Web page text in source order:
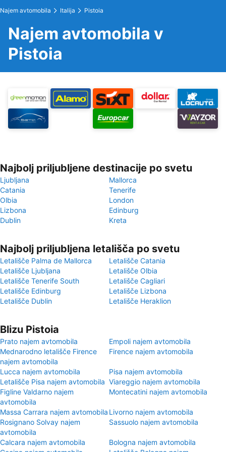
Najem avtomobila Italija Pistoia
Najem avtomobila v
Pistoia
Najbolj priljubljene destinacije po svetu
Ljubljana
Mallorca
Catania
Tenerife
Olbia
London
Lizbona
Edinburg
Dublin
Kreta
Najbolj priljubljena letališča po svetu
Letališče Palma de Mallorca
Letališče Catania
Letališče Ljubljana
Letališče Olbia
Letališče Tenerife South
Letališče Cagliari
Letališče Edinburg
Letališče Lizbona
Letališče Dublin
Letališče Heraklion
Blizu Pistoia
Prato najem avtomobila
Empoli najem avtomobila
Mednarodno letališče Firence
najem avtomobila
Firence najem avtomobila
Lucca najem avtomobila
Pisa najem avtomobila
Letališče Pisa najem avtomobila Viareggio najem avtomobila
Figline Valdarno najem
avtomobila
Montecatini najem avtomobila
Massa Carrara najem avtomobila Livorno najem avtomobila
Rosignano Solvay najem
avtomobila
Sassuolo najem avtomobila
Calcara najem avtomobila
Bologna najem avtomobila